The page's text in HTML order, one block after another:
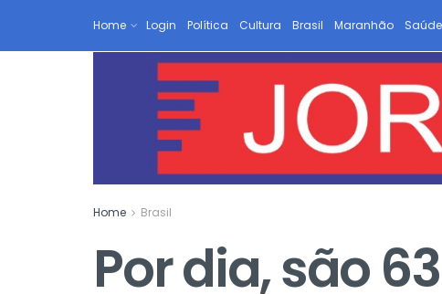
Home Login Política Cultura Brasil Maranhão Saúde
Home Brasil
Por dia, são